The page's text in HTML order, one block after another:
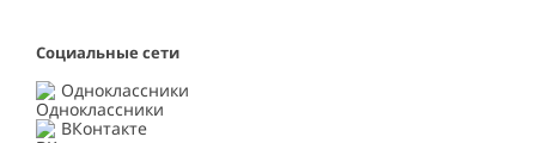
Социальные сети
Одноклассники
ВКонтакте